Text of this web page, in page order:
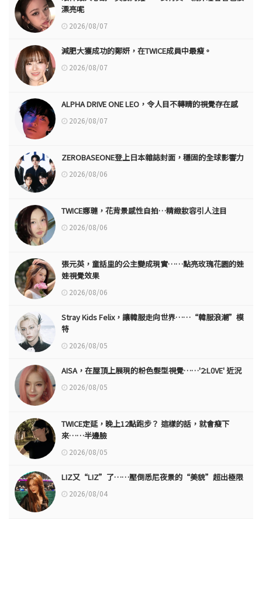
漂亮呢
2026/08/07
減肥大獲成功的鄭妍，在TWICE成員中最瘦。
2026/08/07
ALPHA DRIVE ONE LEO，令人目不轉睛的視覺存在感
2026/08/07
ZEROBASEONE登上日本雜誌封面，穩固的全球影響力
2026/08/06
TWICE娜璉，花背景感性自拍…精緻妝容引人注目
2026/08/06
張元英，童話里的公主變成現實……點亮玫瑰花園的娃
娃視覺效果
2026/08/06
Stray Kids Felix，讓韓服走向世界……“韓服浪潮”模
特
2026/08/05
AISA，在屋頂上展現的粉色髮型視覺……'2:L0VE' 近況
2026/08/05
TWICE定延，晚上12點跑步？ 這樣的話，就會瘦下
來……半邊臉
2026/08/05
LIZ又“LIZ”了……壓倒悉尼夜景的“美貌”超出極限
2026/08/04